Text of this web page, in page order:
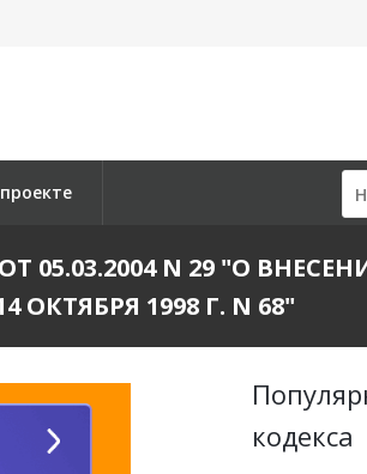
N 29 "О
1998 Г. N 68"
кодекса